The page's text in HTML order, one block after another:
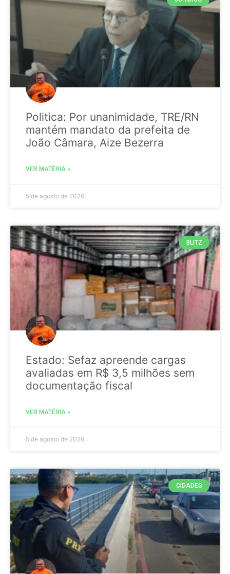
Politica: Por unanimidade, TRE/RN
mantém mandato da prefeita de
João Câmara, Aize Bezerra
VER MATÉRIA »
5 de agosto de 2026
BLITZ
Estado: Sefaz apreende cargas
avaliadas em R$ 3,5 milhões sem
documentação fiscal
VER MATÉRIA »
5 de agosto de 2026
CIDADES